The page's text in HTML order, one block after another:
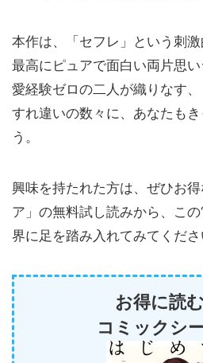
本作は、「セフレ」という刺激
最高にピュアで面白い両片思
愛経験ゼロの二人が織りなす
すれ違いの数々に、あなたも
う。
興味を持たれた方は、ぜひお
ア」の無料試し読みから、こ
界に足を踏み入れてみてくださ
お得に読
コミックシ